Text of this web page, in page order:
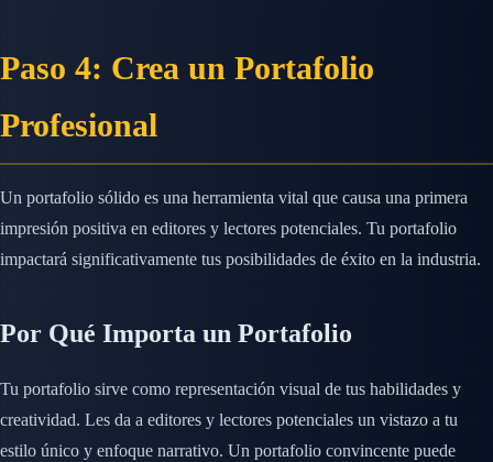
Paso 4: Crea un Portafolio
Profesional
Un portafolio sólido es una herramienta vital que causa una primera
impresión positiva en editores y lectores potenciales. Tu portafolio
impactará significativamente tus posibilidades de éxito en la industria.
Por Qué Importa un Portafolio
Tu portafolio sirve como representación visual de tus habilidades y
creatividad. Les da a editores y lectores potenciales un vistazo a tu
estilo único y enfoque narrativo. Un portafolio convincente puede